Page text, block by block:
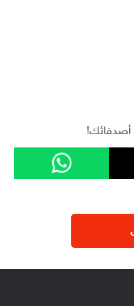
أصدقائك!